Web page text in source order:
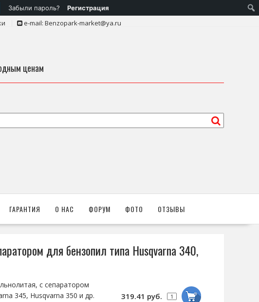
Забыли пароль? Регистрация
e-mail: Benzopark-market@ya.ru
ценам
ГАРАНТИЯ О НАС ФОРУМ ФОТО ОТЗЫВЫ
для бензопил типа Husqvarna 340,
319.41 руб.
с сепаратором
345, Husqvarna 350 и др.